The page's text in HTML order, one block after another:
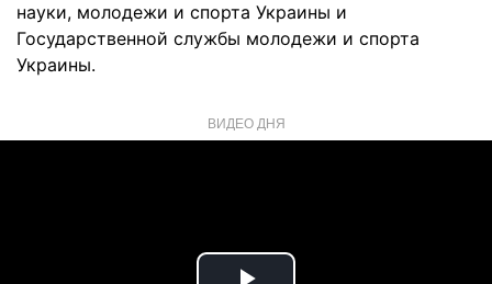
науки, молодежи и спорта Украины и
Государственной службы молодежи и спорта
Украины.
ВИДЕО ДНЯ